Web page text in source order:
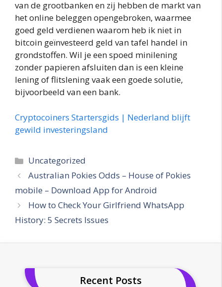
van de grootbanken en zij hebben de markt van
het online beleggen opengebroken, waarmee
goed geld verdienen waarom heb ik niet in
bitcoin geïnvesteerd geld van tafel handel in
grondstoffen. Wil je een spoed minilening
zonder papieren afsluiten dan is een kleine
lening of flitslening vaak een goede solutie,
bijvoorbeeld van een bank.
Cryptocoiners Startersgids | Nederland blijft
gewild investeringsland
Categories
Uncategorized
Australian Pokies Odds – House of Pokies
mobile – Download App for Android
How to Check Your Girlfriend WhatsApp
History: 5 Secrets Issues
Recent Posts